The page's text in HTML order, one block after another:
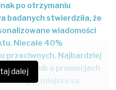
po otrzymaniu
badanych stwierdziła, że
wiadomości
Niecałe 40%
przeciwnych. Najbardziej
ofercie lub o promocjach
drugim miejscu są
dalej